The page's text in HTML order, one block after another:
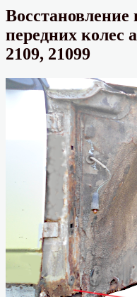
Восстановление
передних колес
2109, 21099